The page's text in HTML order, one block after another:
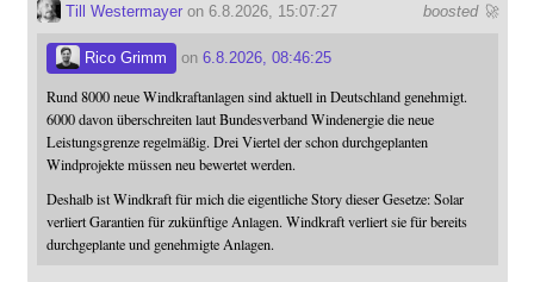
boosted 🚀
Till Westermayeron 6.8.2026, 15:07:27
Rico Grimm on 6.8.2026, 08:46:25
Rund 8000 neue Windkraftanlagen sind aktuell in Deutschland genehmigt.
6000 davon überschreiten laut Bundesverband Windenergie die neue
Leistungsgrenze regelmäßig. Drei Viertel der schon durchgeplanten
Windprojekte müssen neu bewertet werden.
Deshalb ist Windkraft für mich die eigentliche Story dieser Gesetze: Solar
verliert Garantien für zukünftige Anlagen. Windkraft verliert sie für bereits
durchgeplante und genehmigte Anlagen.